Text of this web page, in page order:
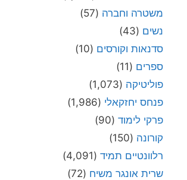
משטרה וחברה (57)
נשים (43)
סדנאות וקורסים (10)
ספרים (11)
פוליטיקה (1,073)
פנחס יחזקאלי (1,986)
פרקי לימוד (90)
קורונה (150)
רלוונטיים תמיד (4,091)
שרית אונגר משיח (72)